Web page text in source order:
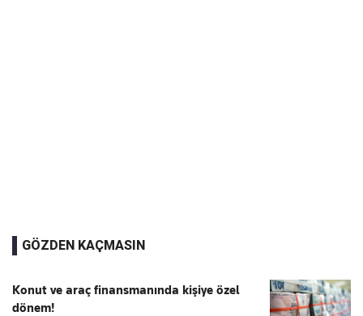
GÖZDEN KAÇMASIN
Konut ve araç finansmanında kişiye özel
dönem!